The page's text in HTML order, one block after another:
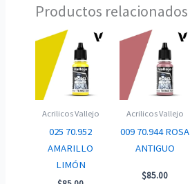
Productos relacionados
Acrilicos Vallejo
025 70.952
AMARILLO
LIMÓN
Acrilicos Vallejo
009 70.944 ROSA
ANTIGUO
$85.00